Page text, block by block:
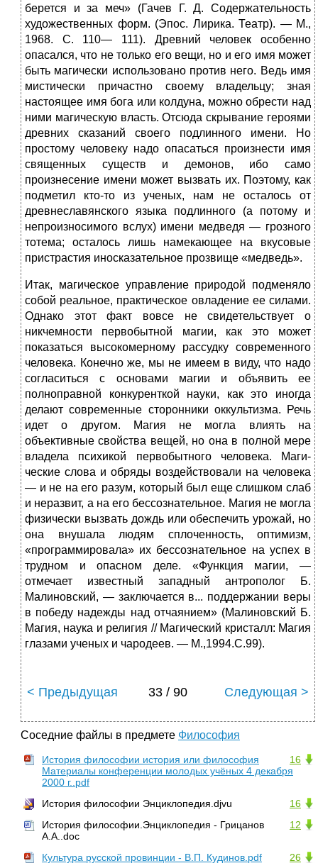
берется и за меч» (Гачев Г. Д. Содержательность
художественных форм. (Эпос. Лирика. Театр). — М.,
1968. С. 110— 111). Древний человек особенно
опасался, что не только его вещи, но и его имя может
быть магически использовано против него. Ведь имя
мистически причастно своему владельцу; зная
настоящее имя бога или колдуна, можно обрести над
ними магическую власть. Отсюда скрывание героями
древних сказаний своего подлинного имени. Но
простому человеку надо опасаться произнести имя
священных су­ществ и демонов, ибо само
произнесение имени может вызвать их. Поэтому, как
подметил кто-то из ученых, нам не осталось от
древнеславянского языка подлинного (а потому и
непроизносимого вслух) имени медведя — грозного
тотема; осталось лишь намекающее на вкусовые
пристрастия иносказательное прозвище «медведь».
Итак, магическое управление природой подменяло
собой ре­альное, практическое овладение ее силами.
Однако этот факт вовсе не свидетельствует о
никчемности первобытной магии, как это может
показаться высокомерному рассудку современного
человека. Конечно же, мы не имеем в виду, что надо
согласиться с основами магии и объявить ее
полноправной конкуренткой науки, как это иногда
делают современные сторонники оккультизма. Речь
идет о другом. Магия не могла влиять на
объективные свойства вещей, но она в полной мере
владела психикой первобытного человека. Маги­
ческие слова и обряды воздействовали на человека
— и не на его разум, который был еще слишком слаб
и неразвит, а на его бессозна­тельное. Магия не могла
физически вызвать дождь или обеспечить урожай, но
она внушала людям сплоченность, оптимизм,
«програм­мировала» их бессознательное на успех в
трудном и опасном деле. «Функция магии, —
отмечает известный западный антрополог Б.
Малиновский, — заключается в... поддержании веры
в победу на­дежды над отчаянием» (Малиновский Б.
Магия, наука и религия // Магический кристалл: Магия
глазами ученых и чародеев. — М.,1994.С.99).
< Предыдущая 33 / 90 Следующая >
Соседние файлы в предмете Философия
16
История философии история или философия
Материалы конференции молодых учёных 4 декабря
2000 г..pdf
16
История философии Энциклопедия.djvu
12
История философии.Энциклопедия - Грицанов
А.А..doc
26
Культура русской провинции - В.П. Кудинов.pdf